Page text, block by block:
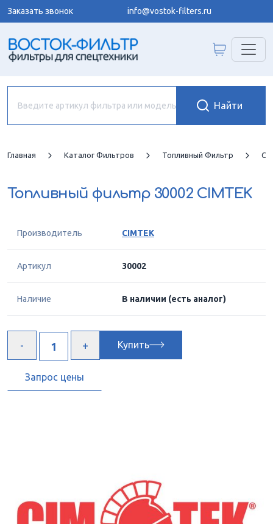
Заказать звонок info@vostok-filters.ru
Главная Каталог Фильтров Топливный Фильтр
Топливный фильтр 30002 CIMTEK
Производитель CIMTEK
Артикул 30002
Наличие В наличии (есть аналог)
Купить
Запрос цены